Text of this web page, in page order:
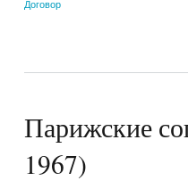
Договор
Парижские
1967)